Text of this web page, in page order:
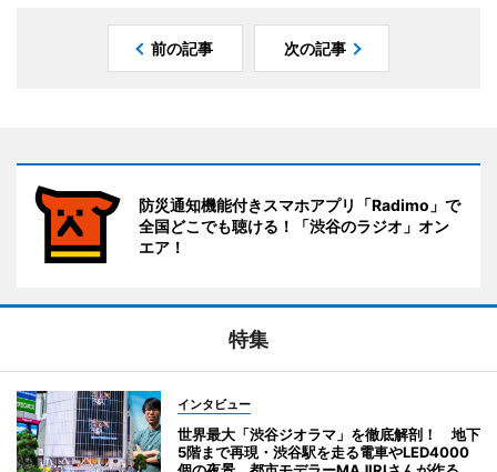
前の記事 次の記事
防災通知機能付きスマホアプリ「Radimo」で
全国どこでも聴ける！「渋谷のラジオ」オン
エア！
特集
インタビュー
世界最大「渋谷ジオラマ」を徹底解剖！ 地下
5階まで再現・渋谷駅を走る電車やLED4000